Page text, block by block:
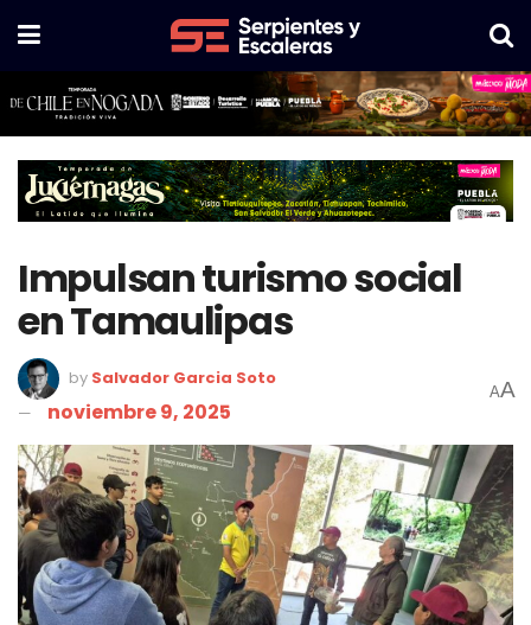
Impulsan turismo social
en Tamaulipas
by Salvador Garcia Soto
noviembre 9, 2025
AA